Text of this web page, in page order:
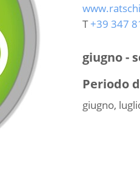
T+39 347
giugno -
Periodo
giugno,